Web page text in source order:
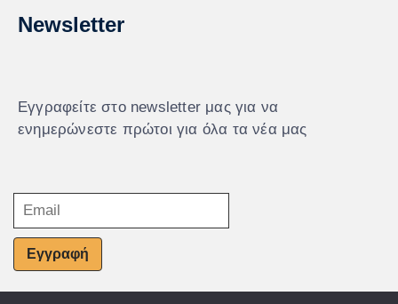
Newsletter
Εγγραφείτε στο newsletter μας για να
ενημερώνεστε πρώτοι για όλα τα νέα μας
Εγγραφή